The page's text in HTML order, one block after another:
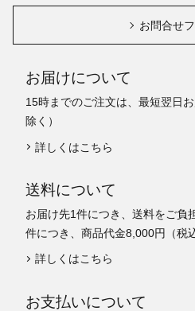
お問合せ
お届けについて
15時までのご注文は、最短翌日
除く）
詳しくはこちら
送料について
お届け先1件につき、送料をご負
件につき、商品代金8,000円（税
詳しくはこちら
お支払いについて